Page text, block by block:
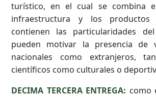
turístico, en el cual se combina
infraestructura y los productos
contienen las particularidades
pueden motivar la presencia de
nacionales como extranjeros,
científicos como culturales o
DECIMA TERCERA ENTREGA: como